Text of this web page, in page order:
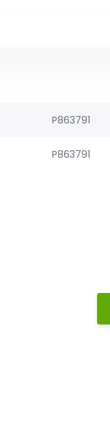
P863791
P863791